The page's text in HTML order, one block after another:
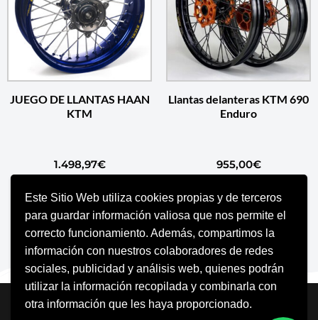
Este Sitio Web utiliza cookies propias y de terceros
para guardar información valiosa que nos permite el
correcto funcionamiento. Además, compartimos la
información con nuestros colaboradores de redes
sociales, publicidad y análisis web, quienes podrán
utilizar la información recopilada y combinarla con
otra información que les haya proporcionado.
JUEGO DE LLANTAS HAAN
KTM
1.498,97€
AÑADIR AL CARRITO
Llantas delanteras KTM 690
Enduro
955,00€
SELECCIONAR OPCIONES
Neve | Funciona gracias a WordPress